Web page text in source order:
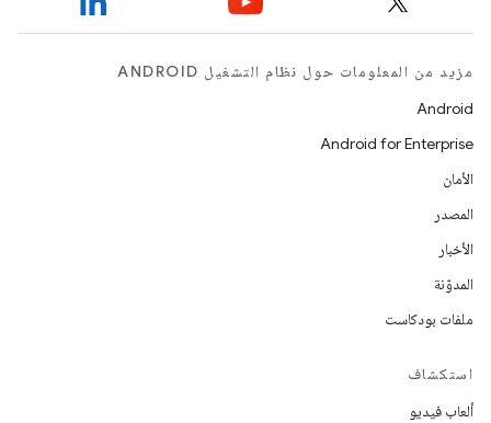
مزيد من المعلومات حول نظام التشغيل ANDROID
Android
Android for Enterprise
الأمان
المصدر
الأخبار
المدوّنة
ملفات بودكاست
استكشاف
ألعاب فيديو